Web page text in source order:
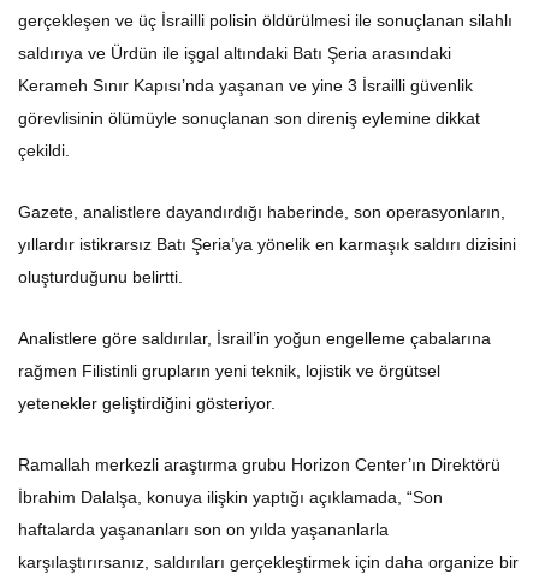
gerçekleşen ve üç İsrailli polisin öldürülmesi ile sonuçlanan silahlı
saldırıya ve Ürdün ile işgal altındaki Batı Şeria arasındaki
Kerameh Sınır Kapısı’nda yaşanan ve yine 3 İsrailli güvenlik
görevlisinin ölümüyle sonuçlanan son direniş eylemine dikkat
çekildi.
Gazete, analistlere dayandırdığı haberinde, son operasyonların,
yıllardır istikrarsız Batı Şeria’ya yönelik en karmaşık saldırı dizisini
oluşturduğunu belirtti.
Analistlere göre saldırılar, İsrail’in yoğun engelleme çabalarına
rağmen Filistinli grupların yeni teknik, lojistik ve örgütsel
yetenekler geliştirdiğini gösteriyor.
Ramallah merkezli araştırma grubu Horizon Center’ın Direktörü
İbrahim Dalalşa, konuya ilişkin yaptığı açıklamada, “Son
haftalarda yaşananları son on yılda yaşananlarla
karşılaştırırsanız, saldırıları gerçekleştirmek için daha organize bir